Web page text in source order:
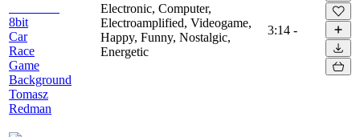
8bit
Car
Race
Game
Background
Tomasz
Redman
Electronic, Computer,
Electroamplified, Videogame,
Happy, Funny, Nostalgic,
Energetic
3:14 -